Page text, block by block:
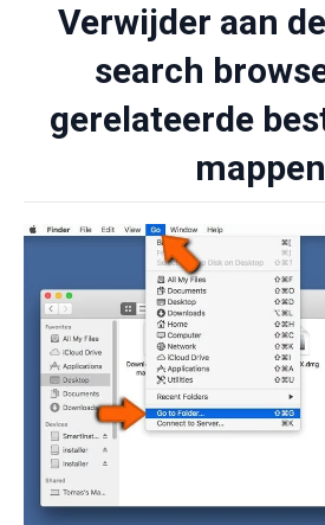
Verwijder aan
search
gerelateerde